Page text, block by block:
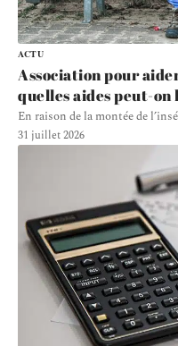
ACTU
Association pour
quelles aides peut-
En raison de la montée de
31 juillet 2026